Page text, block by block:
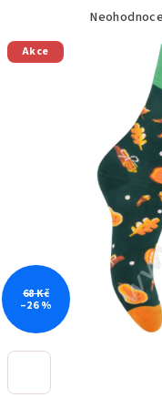
Průměrné
hvězdiček.
Akce
68 Kč
–26 %